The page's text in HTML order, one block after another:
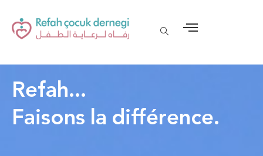
Refah...
Faisons la différence.